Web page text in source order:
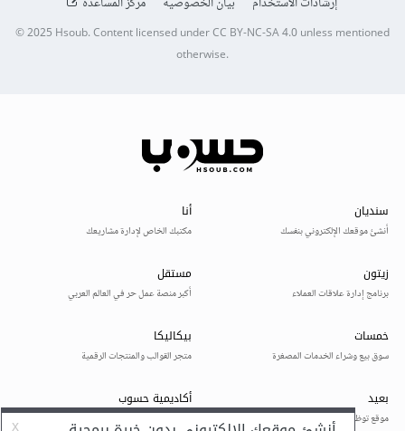
© 2025Hsoub.Content licensed underCC BY-NC-SA 4.0unless mentioned
otherwise.